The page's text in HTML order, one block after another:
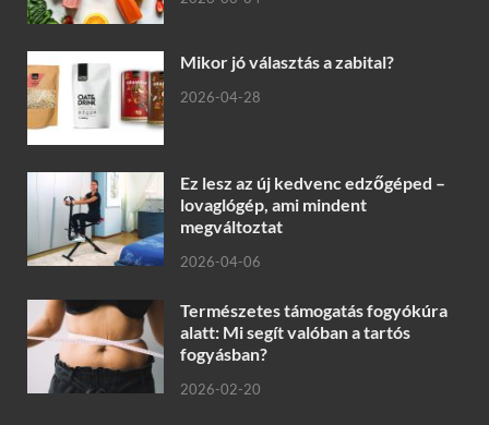
Mikor jó választás a zabital?
2026-04-28
Ez lesz az új kedvenc edzőgéped –
lovaglógép, ami mindent
megváltoztat
2026-04-06
Természetes támogatás fogyókúra
alatt: Mi segít valóban a tartós
fogyásban?
2026-02-20